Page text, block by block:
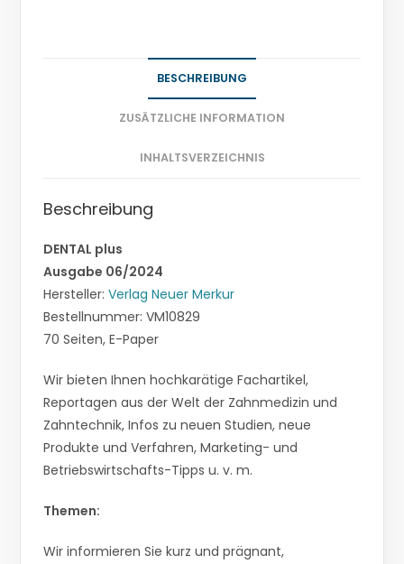
BESCHREIBUNG
ZUSÄTZLICHE INFORMATION
INHALTSVERZEICHNIS
Beschreibung
DENTAL plus
Ausgabe 06/2024
Hersteller:Verlag Neuer Merkur
Bestellnummer: VM10829
70 Seiten, E-Paper
Wir bieten Ihnen hochkarätige Fachartikel,
Reportagen aus der Welt der Zahnmedizin und
Zahntechnik, Infos zu neuen Studien, neue
Produkte und Verfahren, Marketing- und
Betriebswirtschafts-Tipps u. v. m.
Themen:
Wir informieren Sie kurz und prägnant,